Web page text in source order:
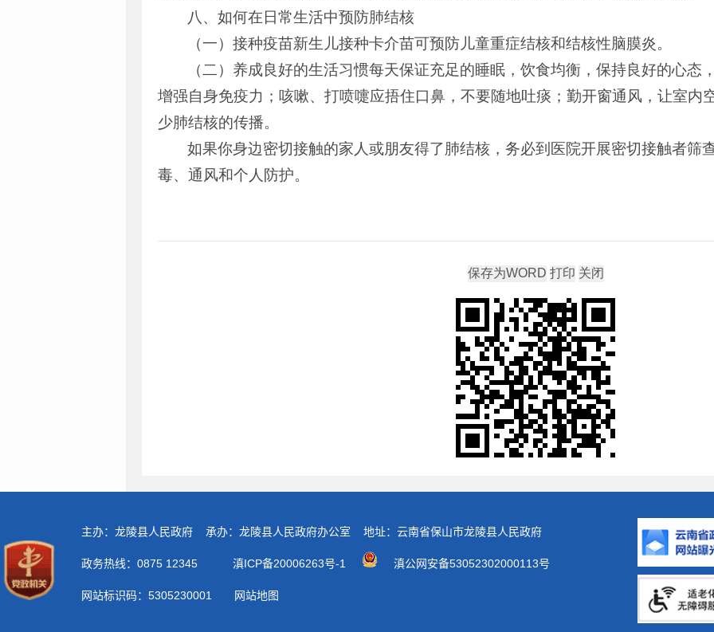
八、如何在日常生活中预防肺结核
（一）接种疫苗新生儿接种卡介苗可预防儿童重症结核和结核性脑膜炎。
（二）养成良好的生活习惯每天保证充足的睡眠，饮食均衡，保持良好的心态
增强自身免疫力；咳嗽、打喷嚏应捂住口鼻，不要随地吐痰；勤开窗通风，让室内
少肺结核的传播。
如果你身边密切接触的家人或朋友得了肺结核，务必到医院开展密切接触者筛
毒、通风和个人防护。